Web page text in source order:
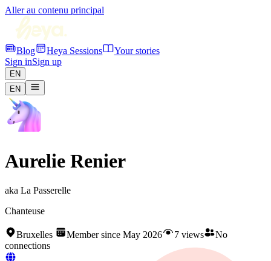
Aller au contenu principal
Blog Heya Sessions
Your stories
Sign inSign up
EN
EN
Aurelie Renier
aka La Passerelle
Chanteuse
Bruxelles Member since May 2026 7 views
No
connections